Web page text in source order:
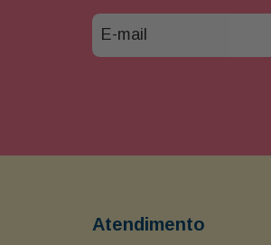
Atendimento